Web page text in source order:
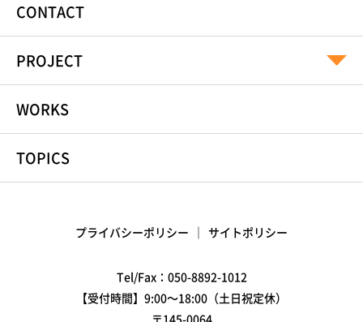
CONTACT
PROJECT
WORKS
TOPICS
プライバシーポリシー サイトポリシー
Tel/Fax： 050-8892-1012
【受付時間】9:00～18:00（土日祝定休）